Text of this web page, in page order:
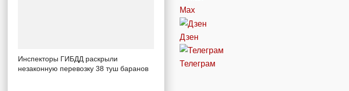
Инспекторы ГИБДД раскрыли
незаконную перевозку 38 туш баранов
Max
Дзен
Телеграм